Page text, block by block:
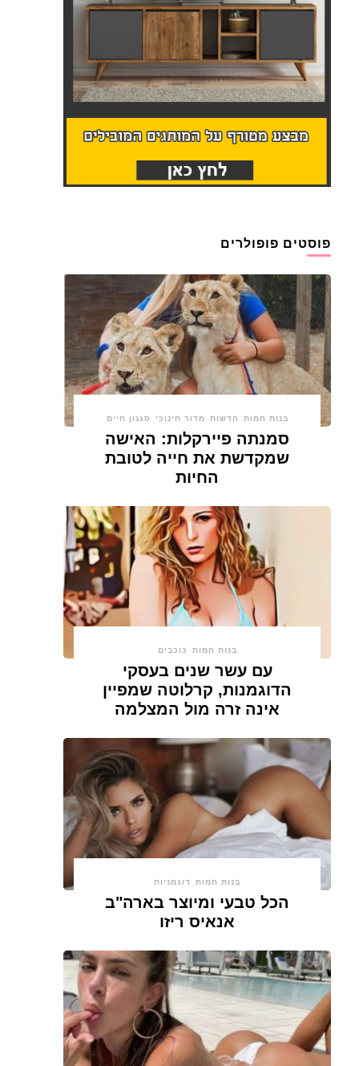
פוסטים פופולרים
בנות חמות חדשות מדור חינוכי סגנון חיים
סמנתה פיירקלות: האישה
שמקדשת את חייה לטובת
החיות
בנות חמות כוכבים
עם עשר שנים בעסקי
הדוגמנות, קרלוטה שמפיין
אינה זרה מול המצלמה
בנות חמות דוגמניות
הכל טבעי ומיוצר בארה"ב
אנאיס ריזו